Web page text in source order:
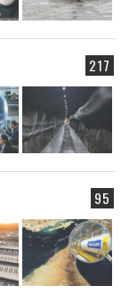
217
95